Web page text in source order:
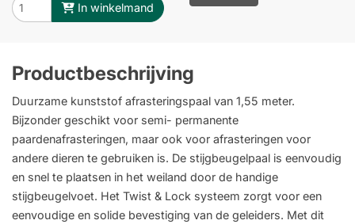
In winkelmand
Productbeschrijving
Duurzame kunststof afrasteringspaal van 1,55 meter.
Bijzonder geschikt voor semi- permanente
paardenafrasteringen, maar ook voor afrasteringen voor
andere dieren te gebruiken is. De stijgbeugelpaal is eenvoudig
en snel te plaatsen in het weiland door de handige
stijgbeugelvoet. Het Twist & Lock systeem zorgt voor een
eenvoudige en solide bevestiging van de geleiders. Met dit